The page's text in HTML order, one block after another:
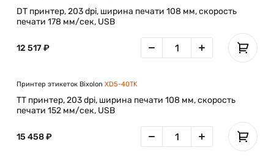
DT принтер, 203 dpi, ширина печати 108 мм, скорость
печати 178 мм/сек, USB
12 517 ₽
Принтер этикеток Bixolon XD5-40TK
TT принтер, 203 dpi, ширина печати 108 мм, скорость
печати 152 мм/сек, USB
15 458 ₽